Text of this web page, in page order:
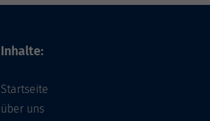
Inhalte:
Startseite
über uns